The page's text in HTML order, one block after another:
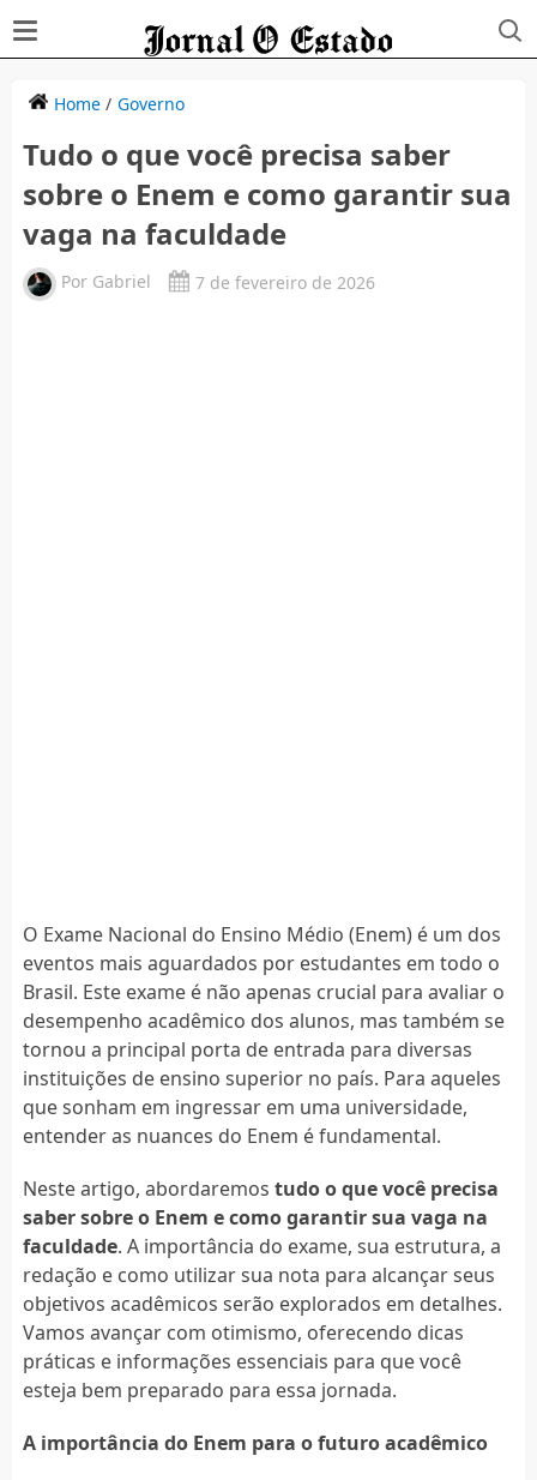
Home/ Governo
Tudo o que você precisa saber
sobre o Enem e como garantir sua
vaga na faculdade
Por Gabriel 7 de fevereiro de 2026
O Exame Nacional do Ensino Médio (Enem) é um dos
eventos mais aguardados por estudantes em todo o
Brasil. Este exame é não apenas crucial para avaliar o
desempenho acadêmico dos alunos, mas também se
tornou a principal porta de entrada para diversas
instituições de ensino superior no país. Para aqueles
que sonham em ingressar em uma universidade,
entender as nuances do Enem é fundamental.
Neste artigo, abordaremos tudo o que você precisa
saber sobre o Enem e como garantir sua vaga na
faculdade. A importância do exame, sua estrutura, a
redação e como utilizar sua nota para alcançar seus
objetivos acadêmicos serão explorados em detalhes.
Vamos avançar com otimismo, oferecendo dicas
práticas e informações essenciais para que você
esteja bem preparado para essa jornada.
A importância do Enem para o futuro acadêmico